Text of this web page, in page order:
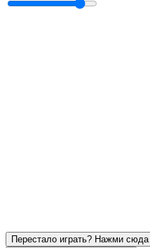
Перестало играть? Нажми сюда